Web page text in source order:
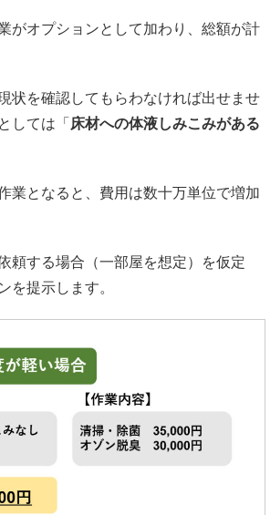
がオプションとして加わり、総額が計
状を確認してもらわなければ出せませ
しては「 床材への体液しみこみがある
業となると、費用は数十万単位で増加
頼する場合（一部屋を想定）を仮定
を提示します。